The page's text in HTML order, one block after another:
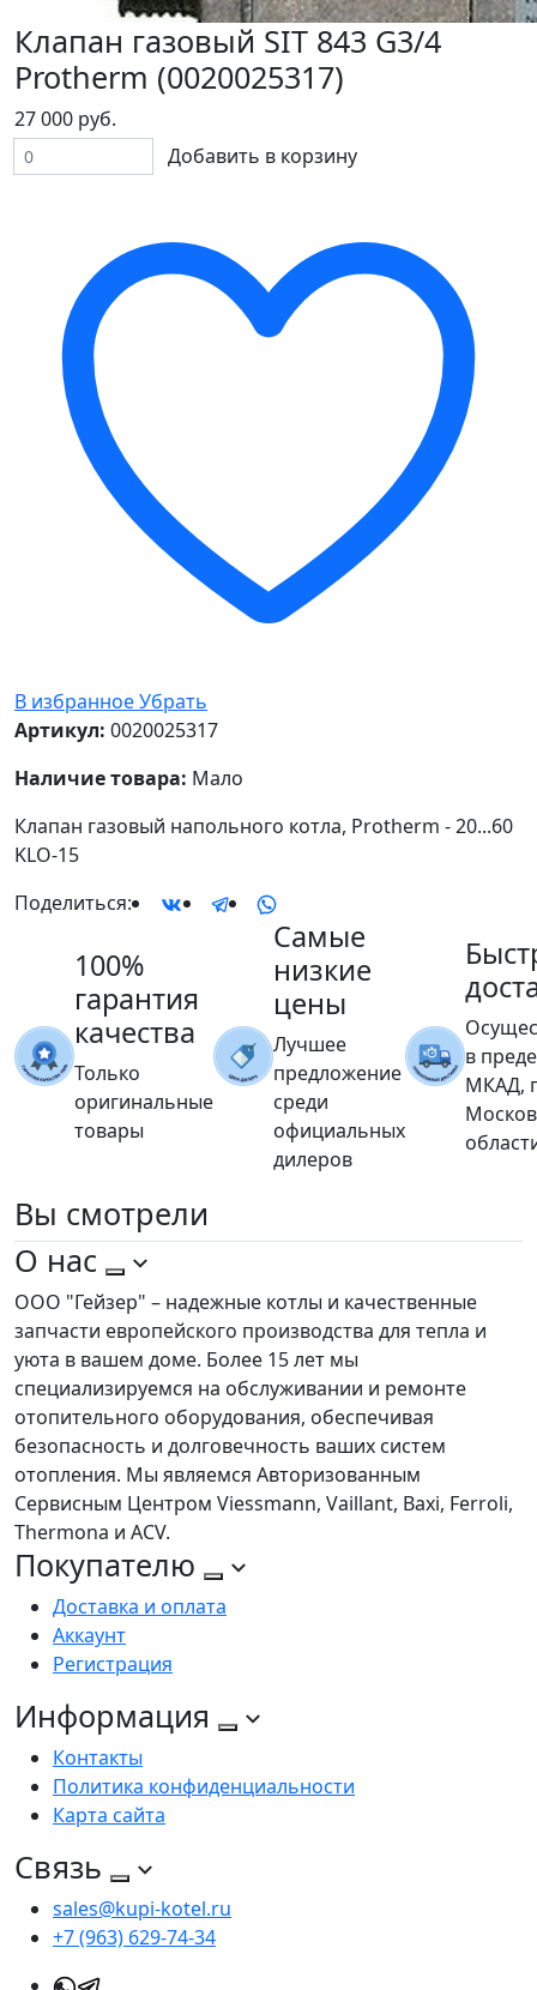
Клапан газовый SIT 843 G3/4
Protherm (0020025317)
27 000 руб.
Добавить в корзину
В избранноеУбрать
Артикул: 0020025317
Наличие товара: Мало
Клапан газовый напольного котла, Protherm - 20...60
KLO-15
Поделиться:
100%
гарантия
качества
Только
оригинальные
товары
Самые
низкие
цены
Лучшее
предложение
среди
официальных
дилеров
в
МКАД,
Вы смотрели
О нас
ООО "Гейзер" – надежные котлы и качественные
запчасти европейского производства для тепла и
уюта в вашем доме. Более 15 лет мы
специализируемся на обслуживании и ремонте
отопительного оборудования, обеспечивая
безопасность и долговечность ваших систем
отопления. Мы являемся Авторизованным
Сервисным Центром Viessmann, Vaillant, Baxi, Ferroli,
Thermona и ACV.
Покупателю
Доставка и оплата
Аккаунт
Регистрация
Информация
Контакты
Политика конфиденциальности
Карта сайта
Связь
sales@kupi-kotel.ru
+7 (963) 629-74-34